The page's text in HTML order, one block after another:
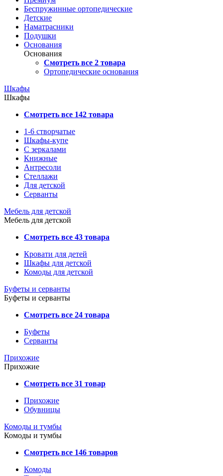
Беспружинные ортопедические
Детские
Наматрасники
Подушки
Основания
Основания
Смотреть все 2 товара
Ортопедические основания
Шкафы
Шкафы
Смотреть все 142 товара
1-6 створчатые
Шкафы-купе
С зеркалами
Книжные
Антресоли
Стеллажи
Для детской
Серванты
Мебель для детской
Мебель для детской
Смотреть все 43 товара
Кровати для детей
Шкафы для детской
Комоды для детской
Буфеты и серванты
Буфеты и серванты
Смотреть все 24 товара
Буфеты
Серванты
Прихожие
Прихожие
Смотреть все 31 товар
Прихожие
Обувницы
Комоды и тумбы
Комоды и тумбы
Смотреть все 146 товаров
Комоды